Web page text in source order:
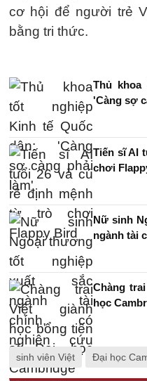
cơ hội để người trẻ
bằng tri thức.
Thủ
'Càng sợ
Tiến sĩ AI
chơi
Nữ sinh
ngành tài
Chàng
học
sinh viên Việt Đại học